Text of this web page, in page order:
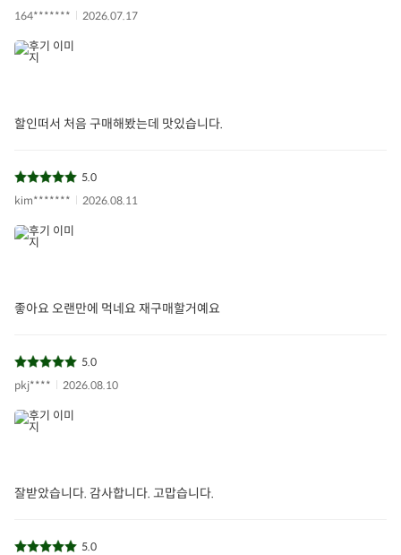
164******* 2026.07.17
할인떠서 처음 구매해봤는데 맛있습니다.
5.0
kim*******
2026.08.11
좋아요 오랜만에 먹네요 재구매할거예요
5.0
pkj****
2026.08.10
잘받았습니다. 감사합니다. 고맙습니다.
5.0